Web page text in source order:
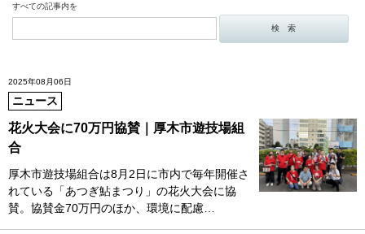
すべての記事内を
2025年08月06日
ニュース
花火大会に70万円協賛｜厚木市遊技場組
合
厚木市遊技場組合は8月2日に市内で毎年開催さ
れている「あつぎ鮎まつり」の花火大会に協
賛。協賛金70万円のほか、環境に配慮…